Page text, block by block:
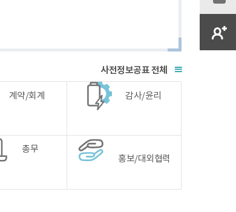
전체
계약/회계 감사/윤리
총무
홍보/대외협력